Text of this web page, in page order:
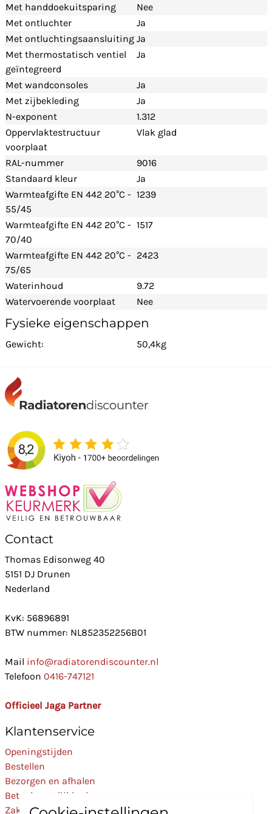
Met handdoekuitsparing
Nee
Met ontluchter
Ja
Met ontluchtingsaansluiting Ja
Met thermostatisch ventiel
geïntegreerd
Ja
Met wandconsoles
Ja
Met zijbekleding
Ja
N-exponent
1.312
Oppervlaktestructuur
voorplaat
Vlak glad
RAL-nummer
9016
Standaard kleur
Ja
Warmteafgifte EN 442 20°C -
55/45
1239
Warmteafgifte EN 442 20°C -
70/40
1517
Warmteafgifte EN 442 20°C -
75/65
2423
Waterinhoud
9.72
Watervoerende voorplaat
Nee
Fysieke eigenschappen
Gewicht: 50,4kg
Contact
Thomas Edisonweg 40
5151 DJ Drunen
Nederland
KvK: 56896891
BTW nummer: NL852352256B01
Mail info@radiatorendiscounter.nl
Telefoon 0416-747121
Officieel Jaga Partner
Klantenservice
Openingstijden
Bestellen
Bezorgen en afhalen
Betaalmogelijkheden
Zakelijk